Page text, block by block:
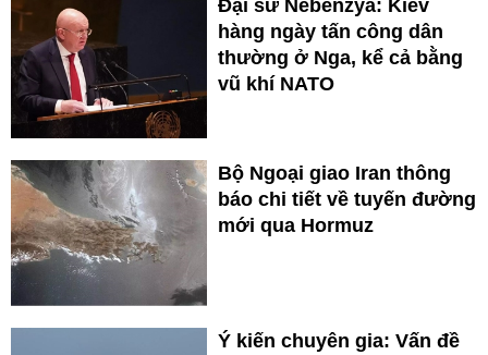
Đại sứ Nebenzya: Kiev
hàng ngày tấn công dân
thường ở Nga, kể cả bằng
vũ khí NATO
Bộ Ngoại giao Iran thông
báo chi tiết về tuyến đường
mới qua Hormuz
Ý kiến chuyên gia: Vấn đề